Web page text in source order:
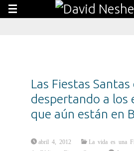
Las Fiestas Santas
despertando a los
que aún están en
abril 4, 2012 La vida es una